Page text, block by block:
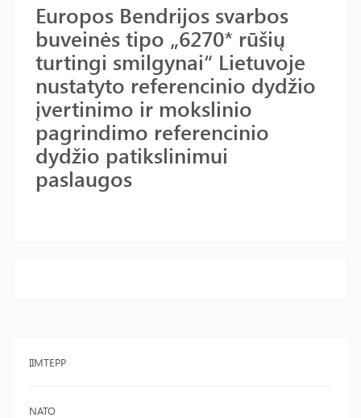
IIMTEPP
NATO
Europos Bendrijos svarbos
buveinės tipo „6270* rūšių
turtingi smilgynai“ Lietuvoje
nustatyto referencinio dydžio
įvertinimo ir mokslinio
pagrindimo referencinio
dydžio patikslinimui
paslaugos